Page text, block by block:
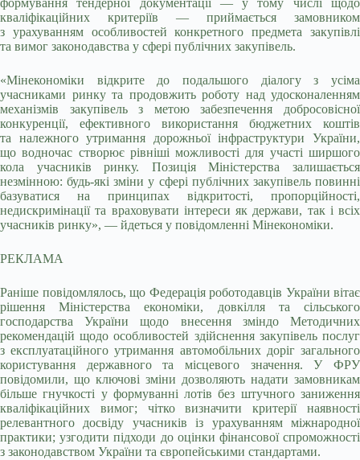
формування тендерної документації — у тому числі щодо
кваліфікаційних критеріїв — приймається замовником
з урахуванням особливостей конкретного предмета закупівлі
та вимог законодавства у сфері публічних закупівель.
«Мінекономіки відкрите до подальшого діалогу з усіма
учасниками ринку та продовжить роботу над удосконаленням
механізмів закупівель з метою забезпечення добросовісної
конкуренції, ефективного використання бюджетних коштів
та належного утримання дорожньої інфраструктури України,
що водночас створює рівніші можливості для участі ширшого
кола учасників ринку. Позиція Міністерства залишається
незмінною: будь-які зміни у сфері публічних закупівель повинні
базуватися на принципах відкритості, пропорційності,
недискримінації та враховувати інтереси як держави, так і всіх
учасників ринку», — йдеться у повідомленні Мінекономіки.
РЕКЛАМА
Раніше повідомлялось, що Федерація роботодавців України вітає
рішення Міністерства економіки, довкілля та сільського
господарства України щодо внесення зміндо Методичних
рекомендацій щодо особливостей здійснення закупівель послуг
з експлуатаційного утримання автомобільних доріг загального
користування державного та місцевого значення. У ФРУ
повідомили, що ключові зміни дозволяють надати замовникам
більше гнучкості у формуванні лотів без штучного заниження
кваліфікаційних вимог; чітко визначити критерії наявності
релевантного досвіду учасників із урахуванням міжнародної
практики; узгодити підходи до оцінки фінансової спроможності
з законодавством України та європейськими стандартами.